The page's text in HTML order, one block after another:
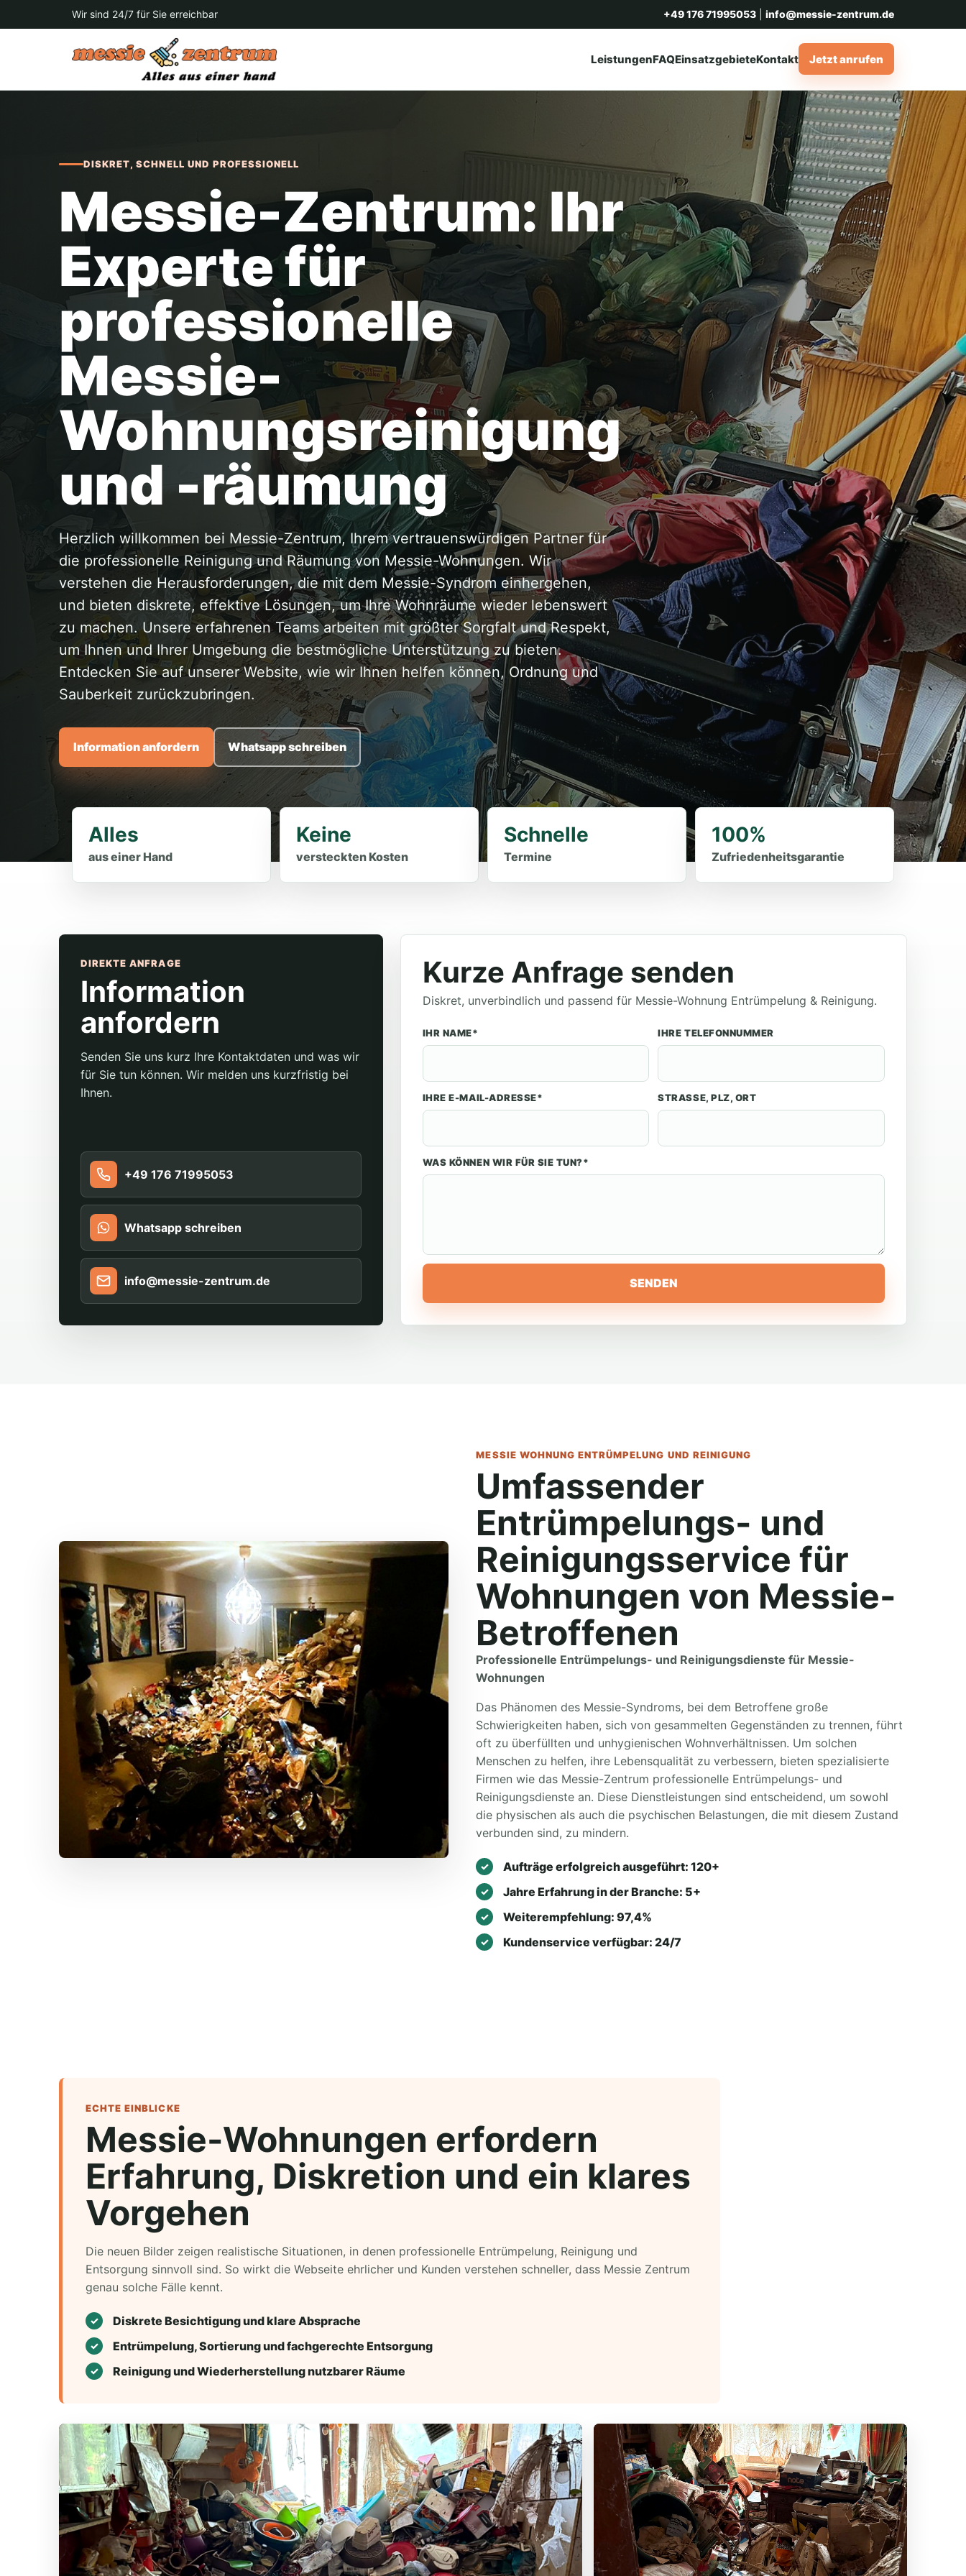
Wir sind 24/7 für Sie erreichbar +49 176 71995053 info@messie-zentrum.de
LeistungenFAQEinsatzgebieteKontakt Jetzt anrufen
DISKRET, SCHNELL UND PROFESSIONELL
Messie-Zentrum: Ihr
Experte für
professionelle
Messie-
Wohnungsreinigung
und -räumung
Herzlich willkommen bei Messie-Zentrum, Ihrem vertrauenswürdigen Partner für
die professionelle Reinigung und Räumung von Messie-Wohnungen. Wir
verstehen die Herausforderungen, die mit dem Messie-Syndrom einhergehen,
und bieten diskrete, effektive Lösungen, um Ihre Wohnräume wieder lebenswert
zu machen. Unsere erfahrenen Teams arbeiten mit größter Sorgfalt und Respekt,
um Ihnen und Ihrer Umgebung die bestmögliche Unterstützung zu bieten.
Entdecken Sie auf unserer Website, wie wir Ihnen helfen können, Ordnung und
Sauberkeit zurückzubringen.
Information anfordern Whatsapp schreiben
Alles
aus einer Hand
Keine
versteckten Kosten
Schnelle
Termine
100%
Zufriedenheitsgarantie
DIREKTE ANFRAGE
Information
anfordern
Senden Sie uns kurz Ihre Kontaktdaten und was wir
für Sie tun können. Wir melden uns kurzfristig bei
Ihnen.
+49 176 71995053
Whatsapp schreiben
info@messie-zentrum.de
Kurze Anfrage senden
Diskret, unverbindlich und passend für Messie-Wohnung Entrümpelung & Reinigung.
IHR NAME* IHRE TELEFONNUMMER
IHRE E-MAIL-ADRESSE* STRASSE, PLZ, ORT
WAS KÖNNEN WIR FÜR SIE TUN?*
SENDEN
MESSIE WOHNUNG ENTRÜMPELUNG UND REINIGUNG
Umfassender
Entrümpelungs- und
Reinigungsservice für
Wohnungen von Messie-
Betroffenen
Professionelle Entrümpelungs- und Reinigungsdienste für Messie-
Wohnungen
Das Phänomen des Messie-Syndroms, bei dem Betroffene große
Schwierigkeiten haben, sich von gesammelten Gegenständen zu trennen, führt
oft zu überfüllten und unhygienischen Wohnverhältnissen. Um solchen
Menschen zu helfen, ihre Lebensqualität zu verbessern, bieten spezialisierte
Firmen wie das Messie-Zentrum professionelle Entrümpelungs- und
Reinigungsdienste an. Diese Dienstleistungen sind entscheidend, um sowohl
die physischen als auch die psychischen Belastungen, die mit diesem Zustand
verbunden sind, zu mindern.
Aufträge erfolgreich ausgeführt: 120+
Jahre Erfahrung in der Branche: 5+
Weiterempfehlung: 97,4%
Kundenservice verfügbar: 24/7
ECHTE EINBLICKE
Messie-Wohnungen erfordern
Erfahrung, Diskretion und ein klares
Vorgehen
Die neuen Bilder zeigen realistische Situationen, in denen professionelle Entrümpelung, Reinigung und
Entsorgung sinnvoll sind. So wirkt die Webseite ehrlicher und Kunden verstehen schneller, dass Messie Zentrum
genau solche Fälle kennt.
Diskrete Besichtigung und klare Absprache
Entrümpelung, Sortierung und fachgerechte Entsorgung
Reinigung und Wiederherstellung nutzbarer Räume